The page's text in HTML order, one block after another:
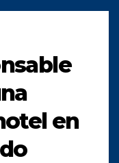
en